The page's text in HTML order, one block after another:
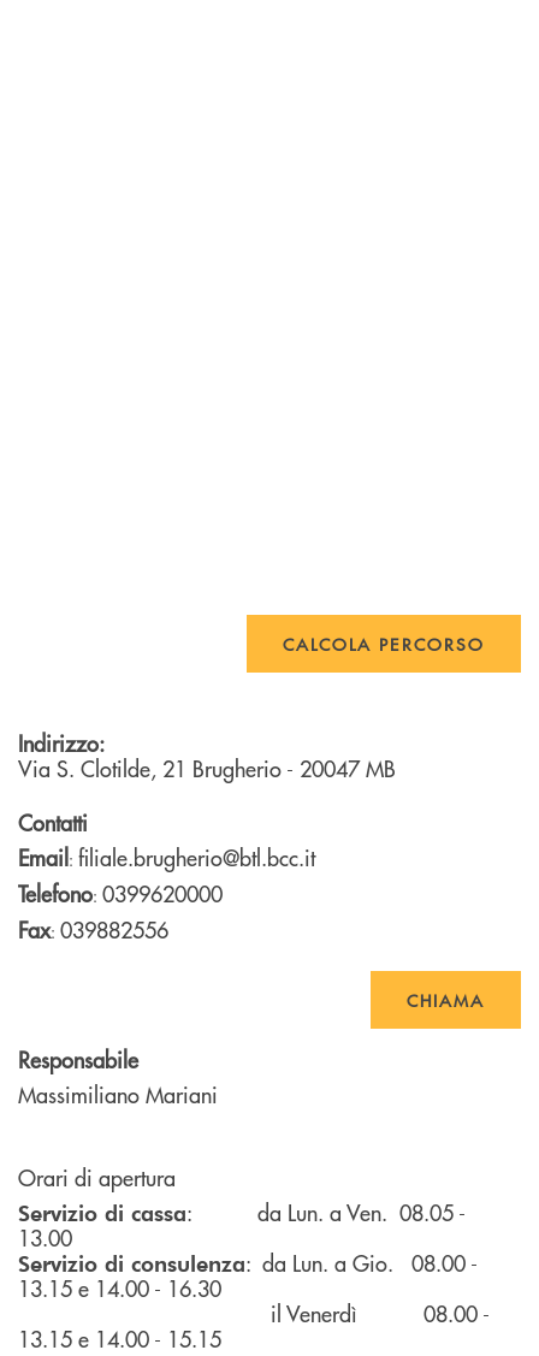
CALCOLA PERCORSO
Indirizzo:
Via S. Clotilde, 21 Brugherio - 20047MB
Contatti
Email: filiale.brugherio@btl.bcc.it
Telefono: 0399620000
Fax: 039882556
CHIAMA
Responsabile
Massimiliano Mariani
Orari di apertura
Servizio di cassa: da Lun. a Ven. 08.05 -
13.00
Servizio di consulenza: da Lun. a Gio. 08.00 -
13.15 e 14.00 - 16.30
il Venerdì 08.00 -
13.15 e 14.00 - 15.15